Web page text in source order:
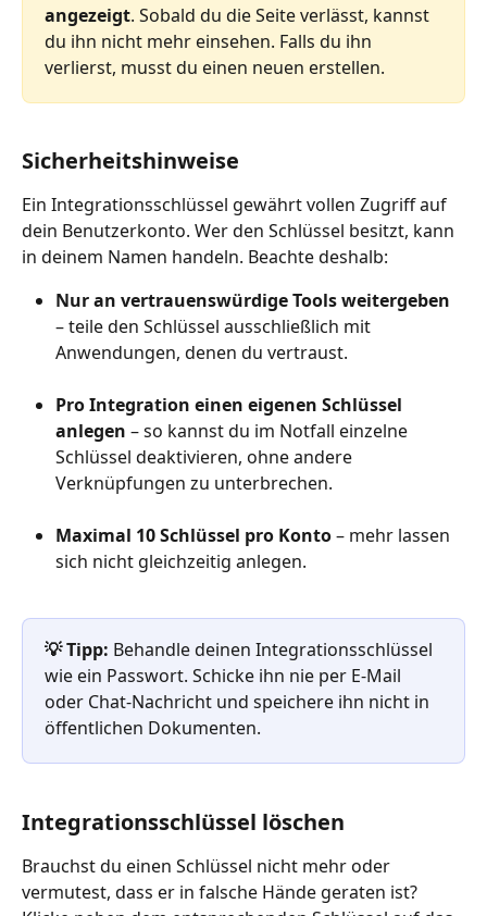
angezeigt. Sobald du die Seite verlässt, kannst
du ihn nicht mehr einsehen. Falls du ihn
verlierst, musst du einen neuen erstellen.
Sicherheitshinweise
Ein Integrationsschlüssel gewährt vollen Zugriff auf
dein Benutzerkonto. Wer den Schlüssel besitzt, kann
in deinem Namen handeln. Beachte deshalb:
Nur an vertrauenswürdige Tools weitergeben
– teile den Schlüssel ausschließlich mit
Anwendungen, denen du vertraust.
Pro Integration einen eigenen Schlüssel
anlegen – so kannst du im Notfall einzelne
Schlüssel deaktivieren, ohne andere
Verknüpfungen zu unterbrechen.
Maximal 10 Schlüssel pro Konto – mehr lassen
sich nicht gleichzeitig anlegen.
💡 Tipp: Behandle deinen Integrationsschlüssel
wie ein Passwort. Schicke ihn nie per E-Mail
oder Chat-Nachricht und speichere ihn nicht in
öffentlichen Dokumenten.
Integrationsschlüssel löschen
Brauchst du einen Schlüssel nicht mehr oder
vermutest, dass er in falsche Hände geraten ist?